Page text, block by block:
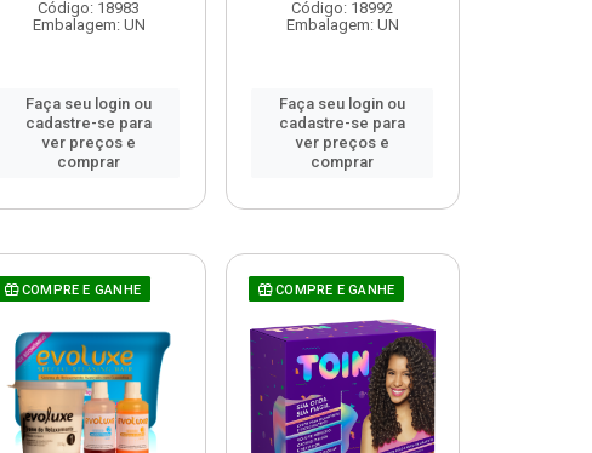
Código: 18983
Embalagem: UN
Faça seu login ou
cadastre-se para
ver preços e
comprar
Código: 18992
Embalagem: UN
Faça seu login ou
cadastre-se para
ver preços e
comprar
COMPRE E GANHE COMPRE E GANHE